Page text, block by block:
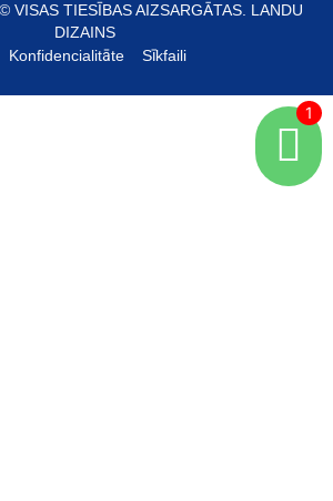
VISAS TIESĪBAS AIZSARGĀTAS. LANDU
DIZAINS
Konfidencialitāte Sīkfaili